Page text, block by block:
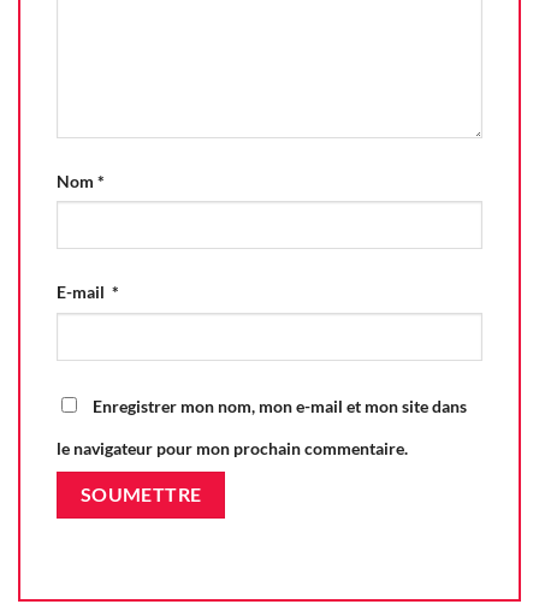
Nom *
E-mail *
Enregistrer mon nom, mon e-mail et mon site dans
le navigateur pour mon prochain commentaire.